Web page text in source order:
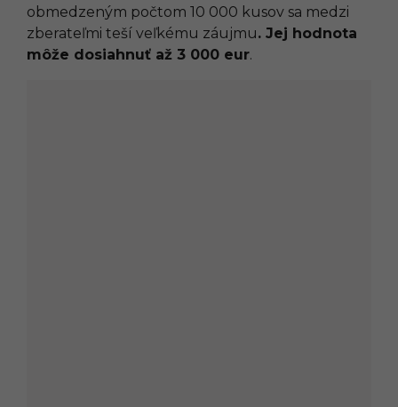
obmedzeným počtom 10 000 kusov sa medzi
zberateľmi teší veľkému záujmu. Jej hodnota
môže dosiahnuť až 3 000 eur.